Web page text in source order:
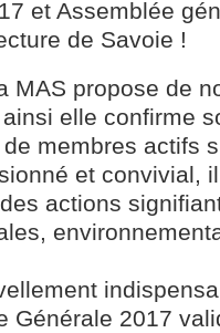
et Assemblée
de Savoie !
MAS propose de
elle confirme
membres actifs
et convivial,
actions
Générale 2017